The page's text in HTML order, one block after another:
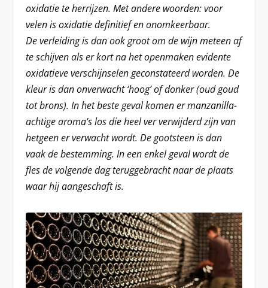
oxidatie te herrijzen. Met andere woorden: voor
velen is oxidatie definitief en onomkeerbaar.
De verleiding is dan ook groot om de wijn meteen af
te schijven als er kort na het openmaken evidente
oxidatieve verschijnselen geconstateerd worden. De
kleur is dan onverwacht ‘hoog’ of donker (oud goud
tot brons). In het beste geval komen er manzanilla-
achtige aroma’s los die heel ver verwijderd zijn van
hetgeen er verwacht wordt. De gootsteen is dan
vaak de bestemming. In een enkel geval wordt de
fles de volgende dag teruggebracht naar de plaats
waar hij aangeschaft is.